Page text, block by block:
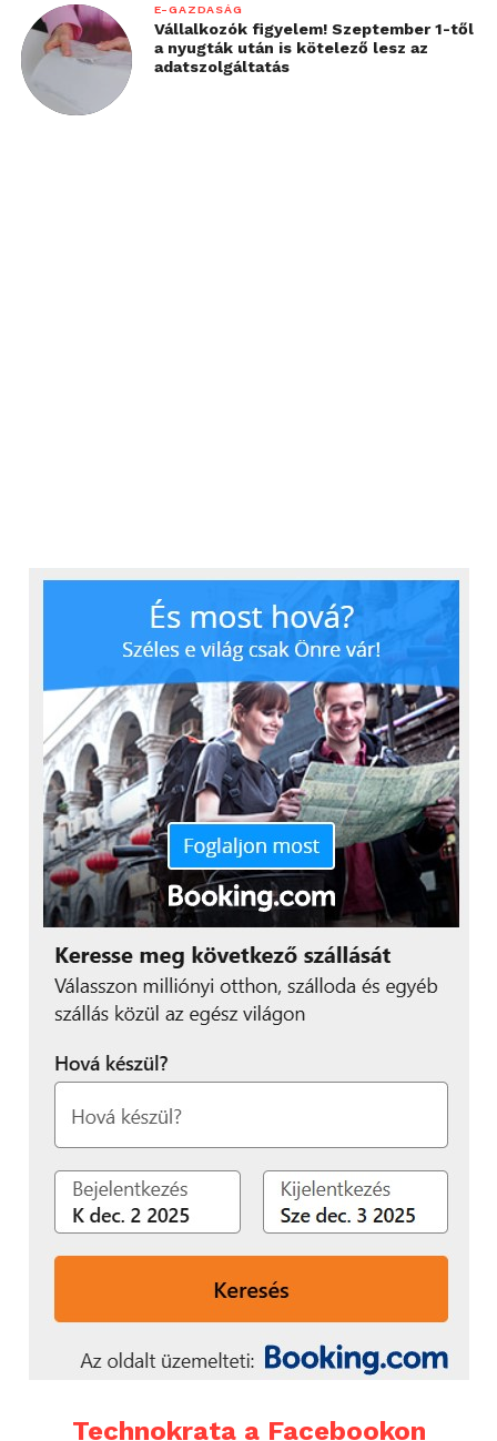
E-GAZDASÁG
Vállalkozók figyelem! Szeptember 1-től
a nyugták után is kötelező lesz az
adatszolgáltatás
Technokrata a Facebookon